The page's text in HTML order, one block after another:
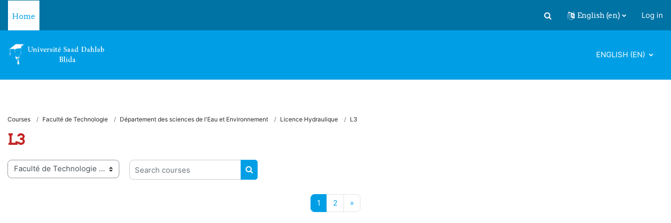
Home
Toggle search input
English ‎(en)‎ Log in
ENGLISH ‎(EN)‎
Courses Faculté de Technologie Département des sciences de l'Eau et Environnement Licence Hydraulique L3
L3
Search courses
SEARCH COURSES
1 Page 1
2 Page 2
»